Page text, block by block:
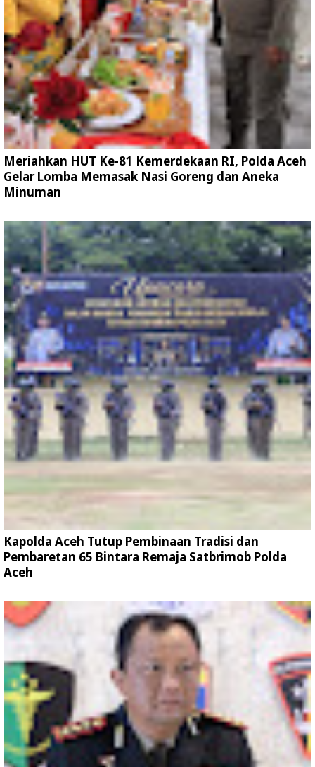
Meriahkan HUT Ke-81 Kemerdekaan RI, Polda Aceh
Gelar Lomba Memasak Nasi Goreng dan Aneka
Minuman
Kapolda Aceh Tutup Pembinaan Tradisi dan
Pembaretan 65 Bintara Remaja Satbrimob Polda
Aceh